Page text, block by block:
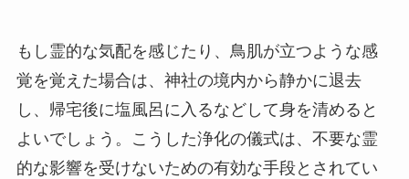
もし霊的な気配を感じたり、鳥肌が立つような感
覚を覚えた場合は、神社の境内から静かに退去
し、帰宅後に塩風呂に入るなどして身を清めると
よいでしょう。こうした浄化の儀式は、不要な霊
的な影響を受けないための有効な手段とされてい